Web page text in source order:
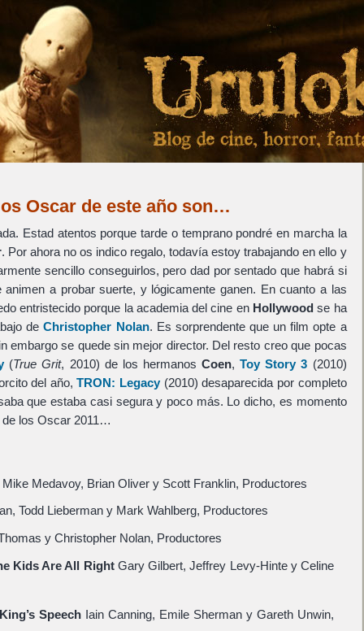
Oscar de este año son…
Estad atentos porque tarde o temprano pondré en marcha la
. Por ahora no os indico regalo, todavía estoy trabajando en ello y
sencillo conseguirlos, pero dad por sentado que habrá si
a probar suerte, y lógicamente ganen. En cuanto a las
entristecido porque la academia del cine en Hollywoodse ha
deChristopher Nolan. Es sorprendente que un film opte a
embargo se quede sin mejor director. Del resto creo que pocas
(True Grit, 2010) de los hermanosCoen,Toy Story 3 (2010)
del año,TRON: Legacy (2010) desaparecida por completo
que estaba casi segura y poco más. Lo dicho, es momento
de los Oscar 2011…
Mike Medavoy, Brian Oliver y Scott Franklin, Productores
Todd Lieberman y Mark Wahlberg, Productores
y Christopher Nolan, Productores
Kids Are All RightGary Gilbert, Jeffrey Levy-Hinte y Celine
SpeechIain Canning, Emile Sherman y Gareth Unwin,